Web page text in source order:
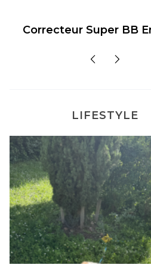
Correcteur Super BB
LIFESTYLE